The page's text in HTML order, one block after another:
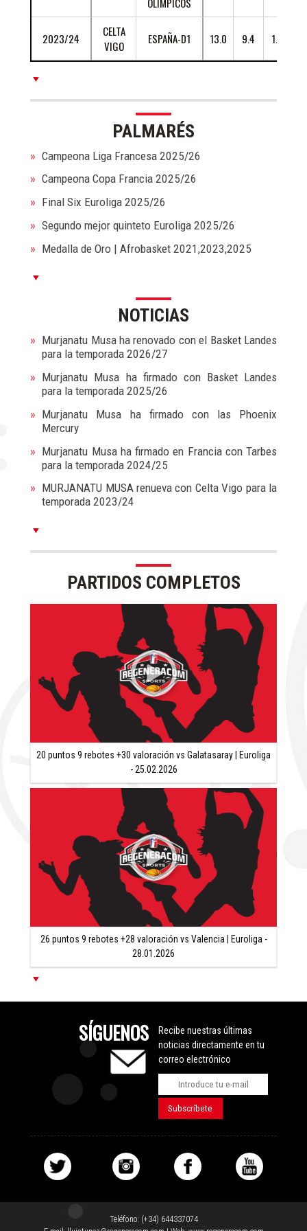
rebotes y +13.4 valoración en 24 minutos por partido,
ganando tanto la Liga como la Copa de Francia.
2023/24
CELTA
VIGO
ESPAÑA-D1 13.0 9.4 1.1
PALMARÉS
Campeona Liga Francesa 2025/26
Campeona Copa Francia 2025/26
Final Six Euroliga 2025/26
Segundo mejor quinteto Euroliga 2025/26
Medalla de Oro | Afrobasket 2021,2023,2025
NOTICIAS
Murjanatu Musa ha renovado con el Basket Landes
para la temporada 2026/27
Murjanatu Musa ha firmado con Basket Landes
para la temporada 2025/26
Murjanatu Musa ha firmado con las Phoenix
Mercury
Murjanatu Musa ha firmado en Francia con Tarbes
para la temporada 2024/25
MURJANATU MUSA renueva con Celta Vigo para la
temporada 2023/24
PARTIDOS COMPLETOS
20 puntos 9 rebotes +30 valoración vs Galatasaray | Euroliga
- 25.02.2026
26 puntos 9 rebotes +28 valoración vs Valencia | Euroliga -
28.01.2026
SÍGUENOS
Recibe nuestras últimas
noticias directamente en tu
correo electrónico
Teléfono: (+34) 644337074